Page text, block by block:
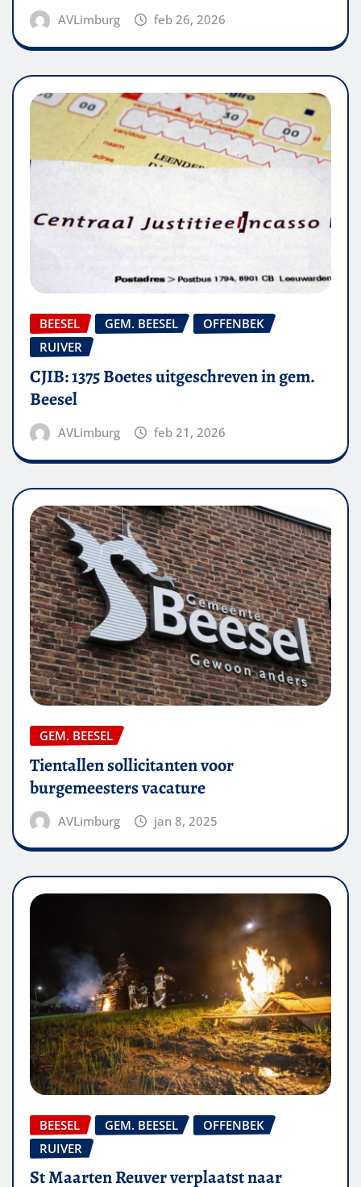
AVLimburg feb 26, 2026
BEESEL GEM. BEESEL
OFFENBEK
RUIVER
CJIB: 1375 Boetes uitgeschreven in gem.
Beesel
AVLimburg feb 21, 2026
GEM. BEESEL
Tientallen sollicitanten voor
burgemeesters vacature
AVLimburg jan 8, 2025
BEESEL GEM. BEESEL
OFFENBEK
RUIVER
St Maarten Reuver verplaatst naar